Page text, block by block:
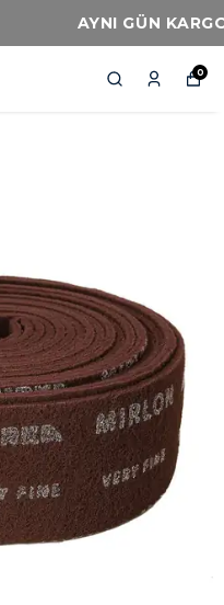
İMKANI
0